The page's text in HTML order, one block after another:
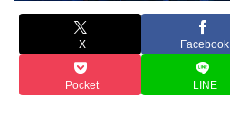
X Facebook
Pocket LINE